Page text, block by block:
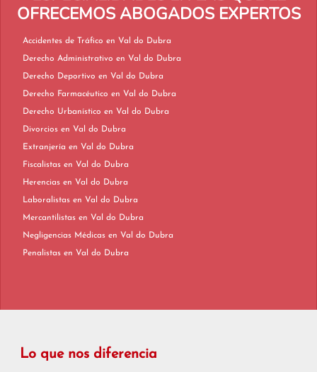
OFRECEMOS ABOGADOS EXPERTOS
Accidentes de Tráfico en Val do Dubra
Derecho Administrativo en Val do Dubra
Derecho Deportivo en Val do Dubra
Derecho Farmacéutico en Val do Dubra
Derecho Urbanístico en Val do Dubra
Divorcios en Val do Dubra
Extranjería en Val do Dubra
Fiscalistas en Val do Dubra
Herencias en Val do Dubra
Laboralistas en Val do Dubra
Mercantilistas en Val do Dubra
Negligencias Médicas en Val do Dubra
Penalistas en Val do Dubra
Lo que nos diferencia